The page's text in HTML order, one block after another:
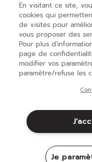
BESOIN D'AIDE ?
A PROPOS
Mentions Légales
En visitant ce site,
cookies qui
de visites pour
vous proposer des
Pour plus
page de
modifier vos
paramètre/refuse les
Je